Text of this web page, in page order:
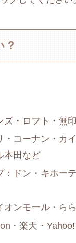
？
ズ・ロフト・無
・コーナン・カ
本田など
：ドン・キホー
オンモール・ら
・楽天・